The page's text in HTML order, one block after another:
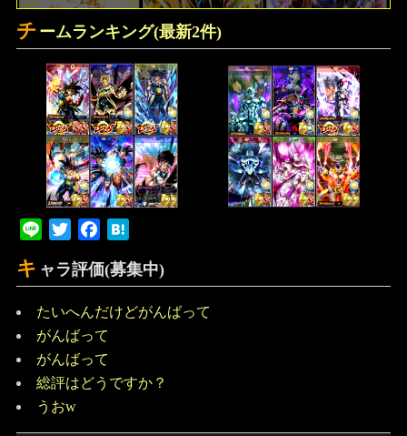
チ ームランキング(最新2件)
Line Twitter Facebook
キ ャラ評価(募集中)
たいへんだけどがんばって
がんばって
がんばって
総評はどうですか？
うおw